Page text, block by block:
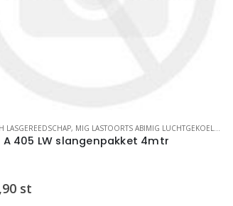
LASGEREEDSCHAP, MIG LASTOORTS ABIMIG LUCHTGEKOELDE
A 405 LW slangenpakket 4mtr
st